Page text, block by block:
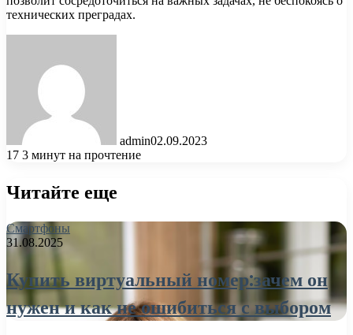
технических преградах.
admin02.09.2023
17 3 минут на прочтение
Читайте еще
Смартфоны
31.08.2025
Купить виртуальный номер:зачем он
нужен и как не ошибиться с выбором